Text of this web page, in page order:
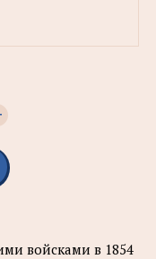
войсками в 1854